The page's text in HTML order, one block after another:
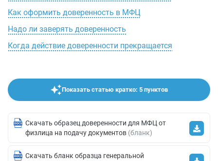
Как оформить доверенность в МФЦ
Надо ли заверять доверенность
Когда действие доверенности прекращается
Показать статью кратко: 5 пунктов
Скачать образец доверенности для МФЦ от
физлица на подачу документов (бланк)
Скачать бланк образца генеральной